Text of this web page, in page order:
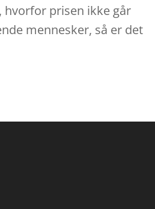
hvorfor prisen ikke går
mennesker, så er det